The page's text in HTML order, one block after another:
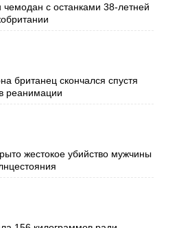
с останками 38-летней
британец скончался спустя
реанимации
жестокое убийство мужчины